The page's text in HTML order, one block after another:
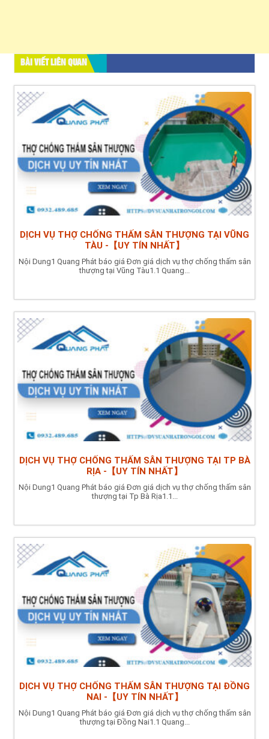
BÀI VIẾT LIÊN QUAN
DỊCH VỤ THỢ CHỐNG THẤM SÂN THƯỢNG TẠI VŨNG
TÀU -【UY TÍN NHẤT】
Nội Dung1 Quang Phát báo giá Đơn giá dịch vụ thợ chống thấm sân
thượng tại Vũng Tàu1.1 Quang...
DỊCH VỤ THỢ CHỐNG THẤM SÂN THƯỢNG TẠI TP BÀ
RỊA -【UY TÍN NHẤT】
Nội Dung1 Quang Phát báo giá Đơn giá dịch vụ thợ chống thấm sân
thượng tại Tp Bà Rịa1.1...
DỊCH VỤ THỢ CHỐNG THẤM SÂN THƯỢNG TẠI ĐỒNG
NAI -【UY TÍN NHẤT】
Nội Dung1 Quang Phát báo giá Đơn giá dịch vụ thợ chống thấm sân
thượng tại Đồng Nai1.1 Quang...